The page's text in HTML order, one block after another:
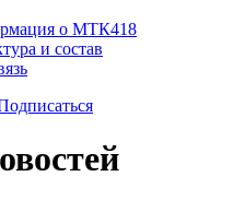
о МТК418
и состав